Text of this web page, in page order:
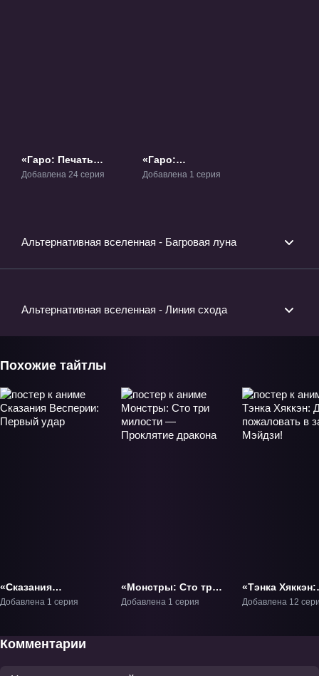
«Гаро: Печать
пламени» ТВ-1
Добавлена 24 серия
«Гаро:
Божественное
Добавлена 1 серия
Альтернативная вселенная - Багровая луна
Альтернативная вселенная - Линия схода
Похожие тайтлы
«Сказания
Весперии: Первый
Добавлена 1 серия
«Монстры: Сто три
милости —
Добавлена 1 серия
«Тэнка Хяккэн:
Добро
Добавлена 12
Комментарии